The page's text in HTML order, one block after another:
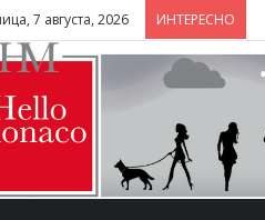
7 августа, 2026 ИНТЕРЕСНО